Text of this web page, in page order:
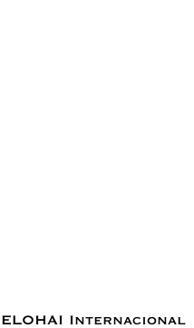
ELOHAI Internacional